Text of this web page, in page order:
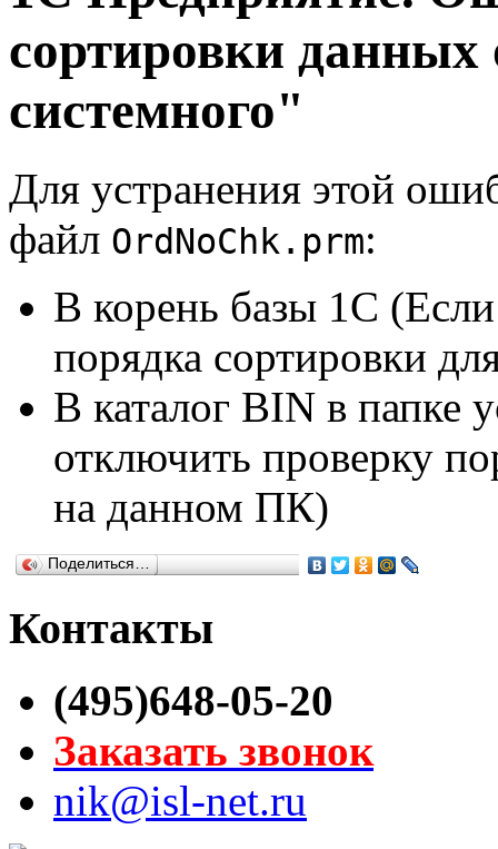
сортировки данных
системного"
Для устранения этой
файл OrdNoChk.prm:
В корень базы 1С
порядка сортировки
В каталог BIN в папке
отключить проверку
на данном ПК)
Поделиться…
Контакты
(495)648-05-20
Заказать звонок
nik@isl-net.ru